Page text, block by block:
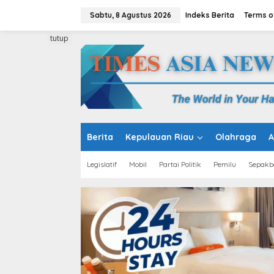
Sabtu, 8 Agustus 2026 Indeks Berita Terms
Berita Kepulauan Riau Olahraga
Legislatif Mobil Partai Politik Pemilu
tutup